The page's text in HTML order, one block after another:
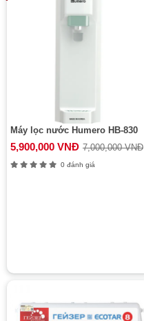
Máy lọc nước Humero HB-830
5,900,000 VNĐ 7,000,000 VNĐ
0 đánh giá